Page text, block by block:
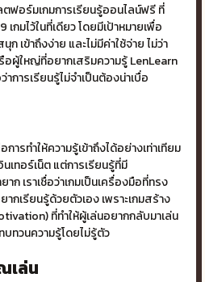
ฟอร์มเกมการเรียนรู้ออนไลน์ฟรี ที่
เกมไว้ในที่เดียว โดยมีเป้าหมายเพื่อ
ก เข้าถึงง่าย และไม่มีค่าใช้จ่าย ไม่ว่า
อผู้ใหญ่ที่อยากเสริมความรู้ LenLearn
การเรียนรู้ไม่จำเป็นต้องน่าเบื่อ
รทำให้ความรู้เข้าถึงได้อย่างเท่าเทียม
ทอร์เน็ต แต่การเรียนรู้ที่มี
ก เราเชื่อว่าเกมเป็นเครื่องมือที่ทรง
กเรียนรู้ด้วยตัวเอง เพราะเกมสร้าง
ที่ทำให้ผู้เล่นอยากกลับมาเล่น
บทวนความรู้โดยไม่รู้ตัว
เล่น